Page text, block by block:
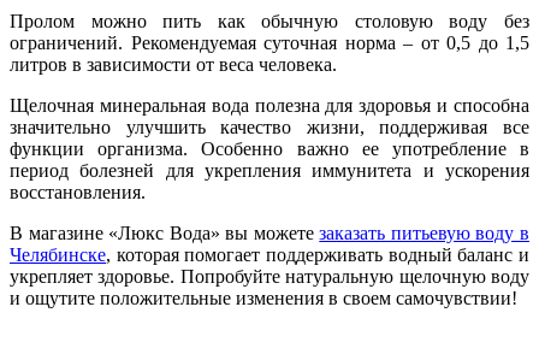
Пролом можно пить как обычную столовую воду без
ограничений. Рекомендуемая суточная норма – от 0,5 до 1,5
литров в зависимости от веса человека.
Щелочная минеральная вода полезна для здоровья и способна
значительно улучшить качество жизни, поддерживая все
функции организма. Особенно важно ее употребление в
период болезней для укрепления иммунитета и ускорения
восстановления.
В магазине «Люкс Вода» вы можетезаказать питьевую воду в
Челябинске, которая помогает поддерживать водный баланс и
укрепляет здоровье. Попробуйте натуральную щелочную воду
и ощутите положительные изменения в своем самочувствии!